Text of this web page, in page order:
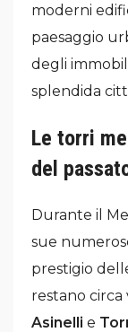
moderni
paesaggio
degli
splendida
Le torri
del
Durante il
sue
prestigio
restano
Asinelli e